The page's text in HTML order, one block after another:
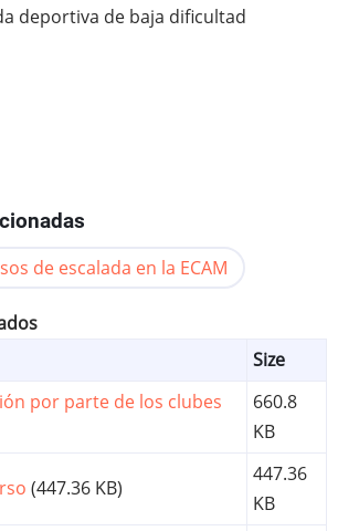
deportiva de baja dificultad
de escalada en la ECAM
Size
por parte de los clubes
660.8
KB
(447.36 KB)
447.36
KB